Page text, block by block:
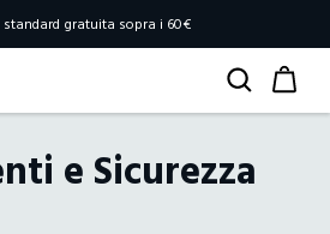
standard gratuita sopra i 60€
e Sicurezza